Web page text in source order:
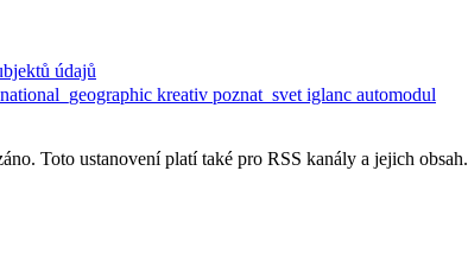
údajů
national_geographic kreativ poznat_svet iglanc automodul
Toto ustanovení platí také pro RSS kanály a jejich obsah.